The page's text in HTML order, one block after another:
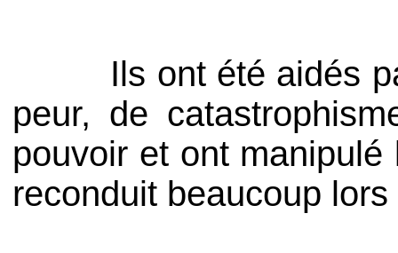
Ils ont été aidés
peur, de
pouvoir et ont
reconduit beaucoup